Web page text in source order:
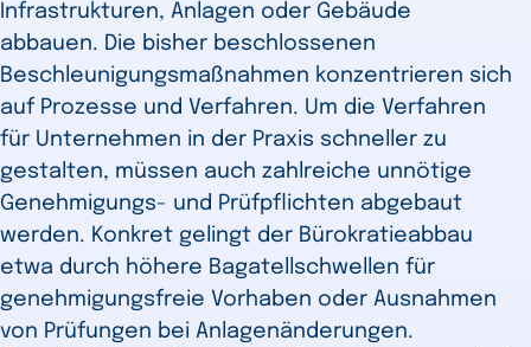
Infrastrukturen, Anlagen oder Gebäude
abbauen. Die bisher beschlossenen
Beschleunigungsmaßnahmen konzentrieren sich
auf Prozesse und Verfahren. Um die Verfahren
für Unternehmen in der Praxis schneller zu
gestalten, müssen auch zahlreiche unnötige
Genehmigungs- und Prüfpflichten abgebaut
werden. Konkret gelingt der Bürokratieabbau
etwa durch höhere Bagatellschwellen für
genehmigungsfreie Vorhaben oder Ausnahmen
von Prüfungen bei Anlagenänderungen.